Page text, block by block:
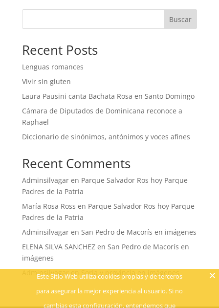
Buscar
Recent Posts
Lenguas romances
Vivir sin gluten
Laura Pausini canta Bachata Rosa en Santo Domingo
Cámara de Diputados de Dominicana reconoce a
Raphael
Diccionario de sinónimos, antónimos y voces afines
Recent Comments
Adminsilvagaren Parque Salvador Ros hoy Parque
Padres de la Patria
María Rosa Ross en Parque Salvador Ros hoy Parque
Padres de la Patria
Adminsilvagaren San Pedro de Macorís en imágenes
ELENA SILVA SANCHEZen San Pedro de Macorís en
imágenes
Adminsilvagaren Soria y provincia en imágenes
Este Sitio Web utiliza cookies propias y de terceros
para asegurar la mejor experiencia al usuario. Si no
cambias esta configuración, entendemos que